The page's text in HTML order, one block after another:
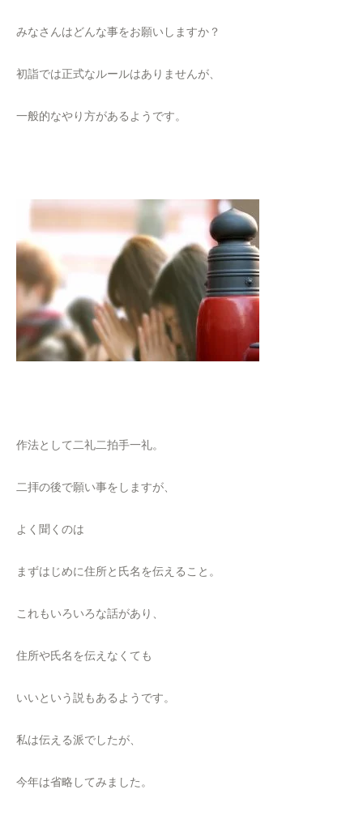
みなさんはどんな事をお願いしますか？
初詣では正式なルールはありませんが、
一般的なやり方があるようです。
作法として二礼二拍手一礼。
二拝の後で願い事をしますが、
よく聞くのは
まずはじめに住所と氏名を伝えること。
これもいろいろな話があり、
住所や氏名を伝えなくても
いいという説もあるようです。
私は伝える派でしたが、
今年は省略してみました。